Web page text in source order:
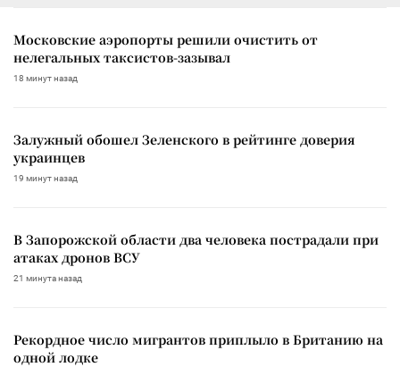
Московские аэропорты решили очистить от
нелегальных таксистов-зазывал
18 минут назад
Залужный обошел Зеленского в рейтинге доверия
украинцев
19 минут назад
В Запорожской области два человека пострадали при
атаках дронов ВСУ
21 минута назад
Рекордное число мигрантов приплыло в Британию на
одной лодке